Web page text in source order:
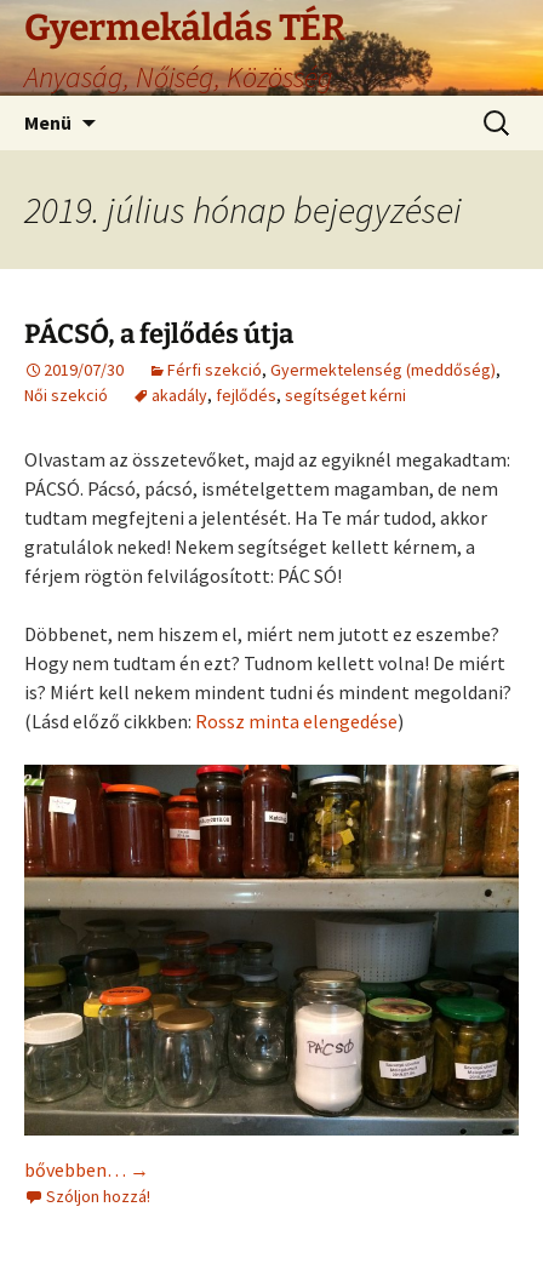
Gyermekáldás TÉR
Anyaság, Nőiség, Közösség
Menü
2019. július hónap bejegyzései
PÁCSÓ, a fejlődés útja
2019/07/30 Férfi szekció, Gyermektelenség (meddőség),
Női szekció
akadály, fejlődés, segítséget kérni
Olvastam az összetevőket, majd az egyiknél megakadtam:
PÁCSÓ. Pácsó, pácsó, ismételgettem magamban, de nem
tudtam megfejteni a jelentését. Ha Te már tudod, akkor
gratulálok neked! Nekem segítséget kellett kérnem, a
férjem rögtön felvilágosított: PÁC SÓ!
Döbbenet, nem hiszem el, miért nem jutott ez eszembe?
Hogy nem tudtam én ezt? Tudnom kellett volna! De miért
is? Miért kell nekem mindent tudni és mindent megoldani?
(Lásd előző cikkben: Rossz minta elengedése)
PÁCSÓ, a fejlődés útja
bővebben… →
Szóljon hozzá!